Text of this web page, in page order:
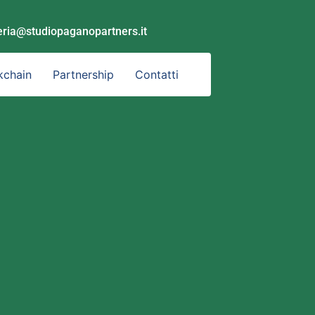
Partnership Contatti